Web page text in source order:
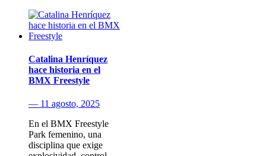
Catalina Henríquez
hace historia en el
BMX Freestyle
— 11 agosto, 2025
En el BMX Freestyle
Park femenino, una
disciplina que exige